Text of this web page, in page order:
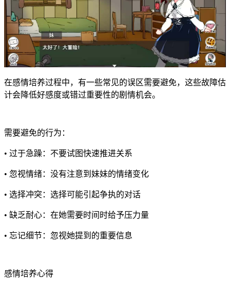
在感情培养过程中，有一些常见的误区需要避免，这些故障估
计会降低好感度或错过重要性的剧情机会。
需要避免的行为：
• 过于急躁：不要试图快速推进关系
• 忽视情绪：没有注意到妹妹的情绪变化
• 选择冲突：选择可能引起争执的对话
• 缺乏耐心：在她需要时间时给予压力量
• 忘记细节：忽视她提到的重要信息
感情培养心得